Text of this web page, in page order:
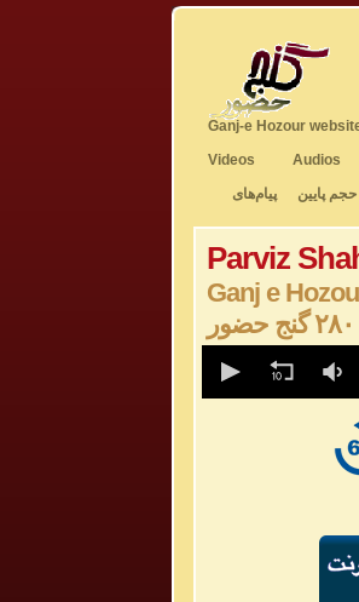
Ganj-e Hozour
Videos
Audios
پایین
پیام‌های
Parviz
Ganj e
seconds